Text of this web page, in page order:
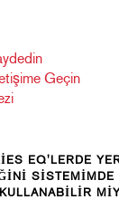
Geçin
EQ'LERDE
SISTEMIMDE